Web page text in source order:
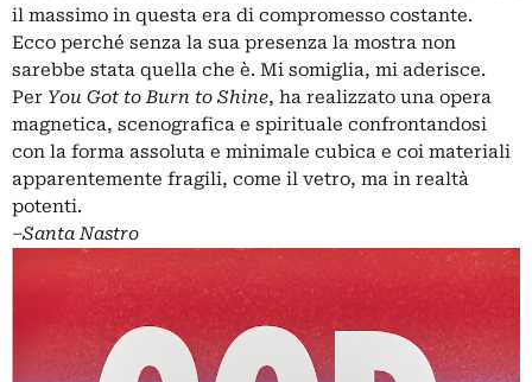
il massimo in questa era di compromesso costante.
Ecco perché senza la sua presenza la mostra non
sarebbe stata quella che è. Mi somiglia, mi aderisce.
Per You Got to Burn to Shine, ha realizzato una opera
magnetica, scenografica e spirituale confrontandosi
con la forma assoluta e minimale cubica e coi materiali
apparentemente fragili, come il vetro, ma in realtà
potenti.
–Santa Nastro